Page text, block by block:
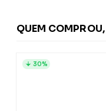
QUEM
30%